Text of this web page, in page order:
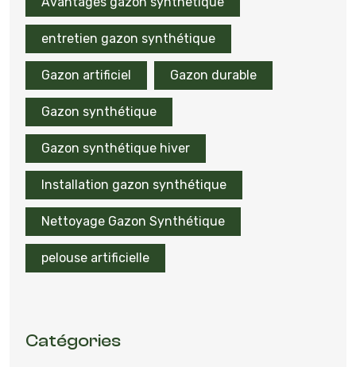
entretien gazon synthétique
Gazon artificiel Gazon durable
Gazon synthétique
Gazon synthétique hiver
Installation gazon synthétique
Nettoyage Gazon Synthétique
pelouse artificielle
Catégories